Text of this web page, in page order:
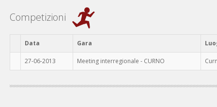
Competizioni
Data Gara
27-06-2013 Meeting interregionale - CURNO